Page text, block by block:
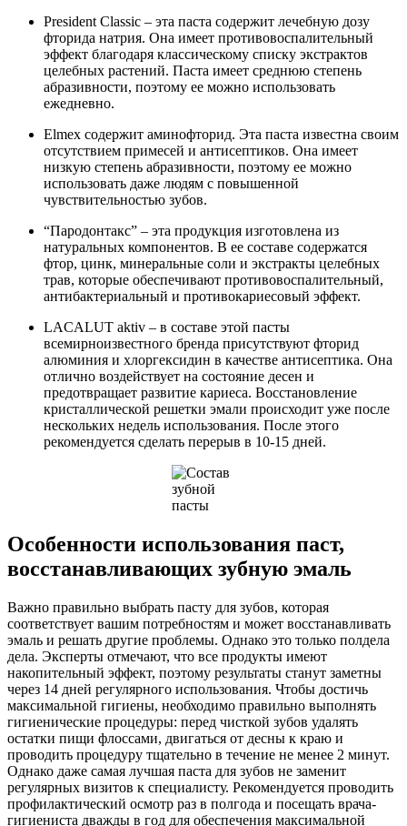
President Classic – эта паста содержит лечебную дозу
фторида натрия. Она имеет противовоспалительный
эффект благодаря классическому списку экстрактов
целебных растений. Паста имеет среднюю степень
абразивности, поэтому ее можно использовать
ежедневно.
Elmex содержит аминофторид. Эта паста известна своим
отсутствием примесей и антисептиков. Она имеет
низкую степень абразивности, поэтому ее можно
использовать даже людям с повышенной
чувствительностью зубов.
“Пародонтакс” – эта продукция изготовлена из
натуральных компонентов. В ее составе содержатся
фтор, цинк, минеральные соли и экстракты целебных
трав, которые обеспечивают противовоспалительный,
антибактериальный и противокариесовый эффект.
LACALUT aktiv – в составе этой пасты
всемирноизвестного бренда присутствуют фторид
алюминия и хлоргексидин в качестве антисептика. Она
отлично воздействует на состояние десен и
предотвращает развитие кариеса. Восстановление
кристаллической решетки эмали происходит уже после
нескольких недель использования. После этого
рекомендуется сделать перерыв в 10-15 дней.
Особенности использования паст,
восстанавливающих зубную эмаль
Важно правильно выбрать пасту для зубов, которая
соответствует вашим потребностям и может восстанавливать
эмаль и решать другие проблемы. Однако это только полдела
дела. Эксперты отмечают, что все продукты имеют
накопительный эффект, поэтому результаты станут заметны
через 14 дней регулярного использования. Чтобы достичь
максимальной гигиены, необходимо правильно выполнять
гигиенические процедуры: перед чисткой зубов удалять
остатки пищи флоссами, двигаться от десны к краю и
проводить процедуру тщательно в течение не менее 2 минут.
Однако даже самая лучшая паста для зубов не заменит
регулярных визитов к специалисту. Рекомендуется проводить
профилактический осмотр раз в полгода и посещать врача-
гигиениста дважды в год для обеспечения максимальной